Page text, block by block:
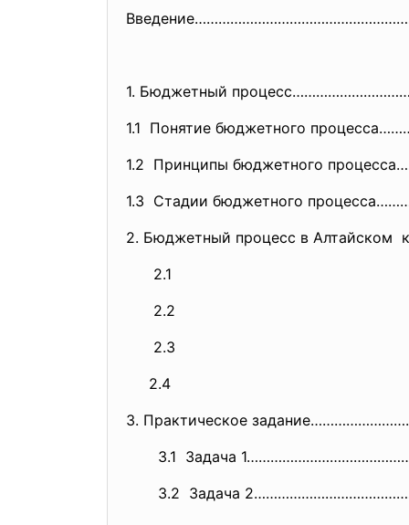
1. Бюджетный
1.1 Понятие бюджетного
1.2 Принципы бюджетного
1.3 Стадии бюджетного
2. Бюджетный процесс в
2.1
2.2
2.3
2.4
3. Практическое
3.1 Задача
3.2 Задача